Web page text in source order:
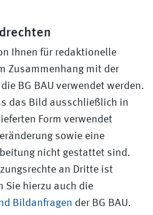
Ihnen für redaktionelle
Zusammenhang mit der
BG BAU verwendet werden.
das Bild ausschließlich in
Form verwendet
sowie eine
nicht gestattet sind.
an Dritte ist
Sie hierzu auch die
Bildanfragen der BG BAU.